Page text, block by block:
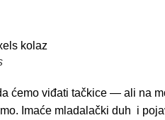
ćemo viđati tačkice — ali na
Imaće mladalački duh i